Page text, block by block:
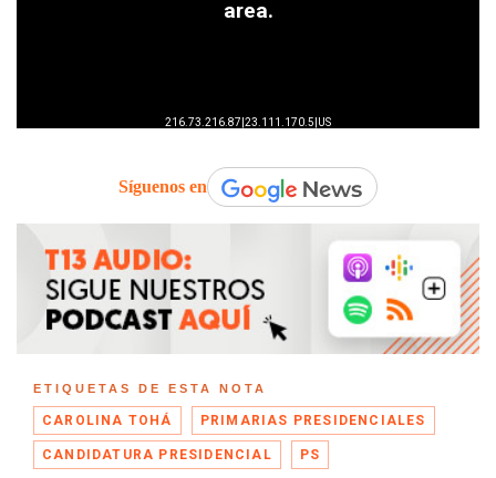
Síguenos en
ETIQUETAS DE ESTA NOTA
CAROLINA TOHÁ PRIMARIAS PRESIDENCIALES
CANDIDATURA PRESIDENCIAL PS